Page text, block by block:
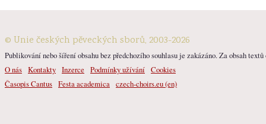
© Unie českých pěveckých sborů, 2003-2026
Publikování nebo šíření obsahu bez předchozího souhlasu je zakázáno. Za obsah
O nás Kontakty Inzerce Podmínky užívání Cookies
Časopis Cantus Festa academica czech-choirs.eu (en)